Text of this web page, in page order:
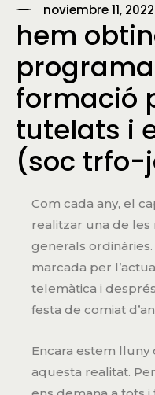
noviembre 11, 2022
hem
formació
tutelats i
(soc trfo-
Com cada any, el
realitzar una de les
generals
marcada per
telemàtica i
festa de comiat
Encara estem lluny
aquesta realitat.